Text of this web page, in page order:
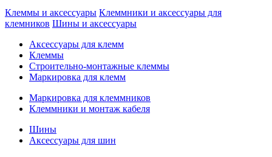
Клеммы и аксессуары Клеммники и аксессуары для
клемников Шины и аксессуары
Аксессуары для клемм
Клеммы
Строительно-монтажные клеммы
Маркировка для клемм
Маркировка для клеммников
Клеммники и монтаж кабеля
Шины
Аксессуары для шин